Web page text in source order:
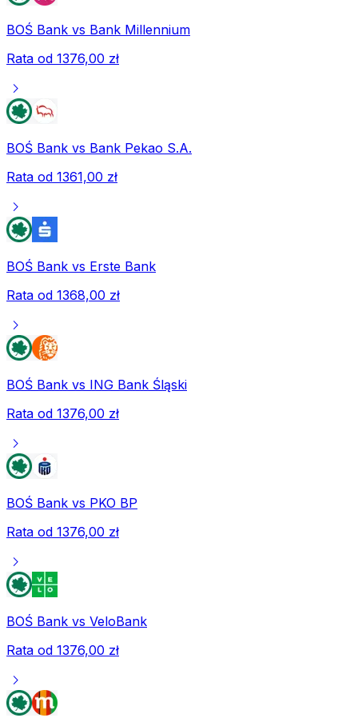
BOŚ Bank vs Bank Millennium
Rata od 1376,00 zł
chevron_right
BOŚ Bank vs Bank Pekao S.A.
Rata od 1361,00 zł
chevron_right
BOŚ Bank vs Erste Bank
Rata od 1368,00 zł
chevron_right
BOŚ Bank vs ING Bank Śląski
Rata od 1376,00 zł
chevron_right
BOŚ Bank vs PKO BP
Rata od 1376,00 zł
chevron_right
BOŚ Bank vs VeloBank
Rata od 1376,00 zł
chevron_right